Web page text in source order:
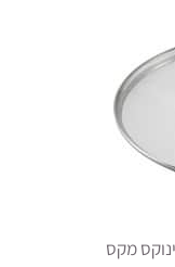
ס"מ אווינוקס מקס